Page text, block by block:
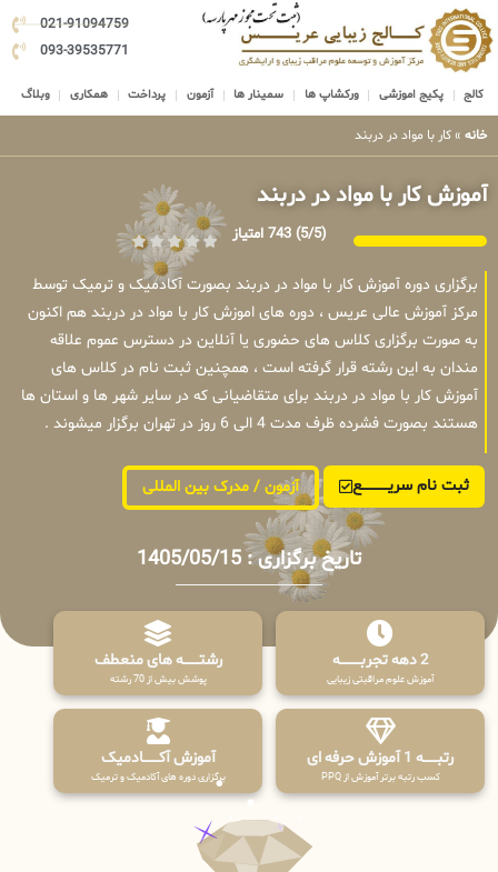
021-91094759
093-39535771
کالج پکیج اموزشی ورکشاپ ها سمینار ها آزمون پرداخت همکاری وبلاگ
خانه » کار با مواد در دربند
آموزش کار با مواد در دربند
(5/5) 743 امتیاز
برگزاری دوره آموزش کار با مواد در دربند بصورت آکادمیک و ترمیک توسط
مرکز آموزش عالی عریس ، دوره های اموزش کار با مواد در دربند هم اکنون
به صورت برگزاری کلاس های حضوری یا آنلاین در دسترس عموم علاقه
مندان به این رشته قرار گرفته است ، همچنین ثبت نام در کلاس های
آموزش کار با مواد در دربند برای متقاضیانی که در سایر شهر ها و استان ها
هستند بصورت فشرده ظرف مدت 4 الی 6 روز در تهران برگزار میشوند .
ثبت نام سریــــــــــــع آزمون / مدرک بین المللی
تاریخ برگزاری : 1405/05/15
2 دهه تجربـــــــــه
آموزش علوم مراقبتی زیبایی
رشتـــــــه های منعطف
پوشش بیش از 70 رشته
رتبــــــه 1 آموزش حرفه ای
کسب رتبه برتر آموزش از PPQ
آموزش آکـــــــادمیک
برگزاری دوره های آکادمیک و ترمیک